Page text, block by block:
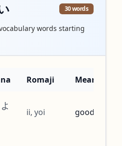
30words
words starting
Romaji Meaning
ii, yoi good